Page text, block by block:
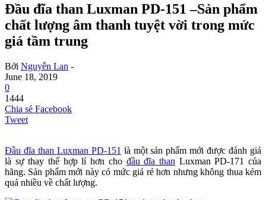
Đầu đĩa than Luxman PD-151 –Sản phẩm
chất lượng âm thanh tuyệt vời trong mức
giá tầm trung
Bởi Nguyễn Lan -
June 18, 2019
0
1444
Chia sẻ Facebook
Tweet
Đầu đĩa than Luxman PD-151 là một sản phẩm mới được đánh giá
là sự thay thế hợp lí hơn cho đầu đĩa than Luxman PD-171 của
hãng. Sản phẩm mới này có mức giá rẻ hơn nhưng không thua kém
quá nhiều về chất lượng.